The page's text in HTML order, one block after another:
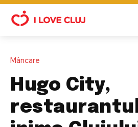
Mâncare
Hugo City,